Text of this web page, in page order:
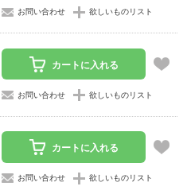
お問い合わせ 欲しいものリスト
カートに入れる
お問い合わせ 欲しいものリスト
カートに入れる
お問い合わせ 欲しいものリスト